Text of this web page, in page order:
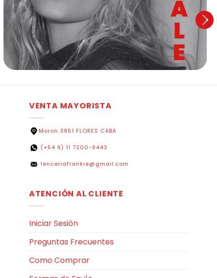
VENTA MAYORISTA
Moron 3851 FLORES CABA
(+54 9) 11 7200-9443
lenceriafrankie@gmail.com
ATENCIÓN AL CLIENTE
Iniciar Sesión
Preguntas Frecuentes
Como Comprar